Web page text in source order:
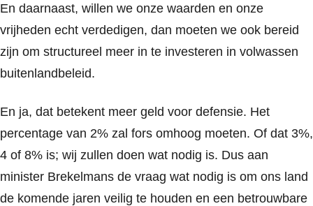
En daarnaast, willen we onze waarden en onze
vrijheden echt verdedigen, dan moeten we ook bereid
zijn om structureel meer in te investeren in volwassen
buitenlandbeleid.
En ja, dat betekent meer geld voor defensie. Het
percentage van 2% zal fors omhoog moeten. Of dat 3%,
4 of 8% is; wij zullen doen wat nodig is. Dus aan
minister Brekelmans de vraag wat nodig is om ons land
de komende jaren veilig te houden en een betrouwbare